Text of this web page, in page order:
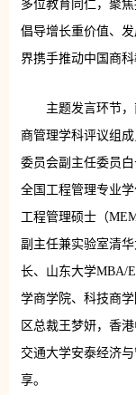
多位教育同仁，聚
倡导增长重价值、
界携手推动中国商科
主题发言环节
商管理学科评议组
委员会副主任委员
全国工程管理专业
工程管理硕士（
副主任兼实验室清
长、山东大学MBA/
学商学院、科技商
区总裁王梦妍，香
交通大学安泰经济
享。